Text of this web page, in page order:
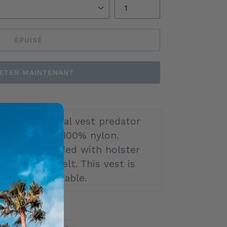
ÉPUISÉ
MAINTENANT
Tactical vest predator
from 100% nylon.
Included with holster
and belt. This vest is
adjustable.